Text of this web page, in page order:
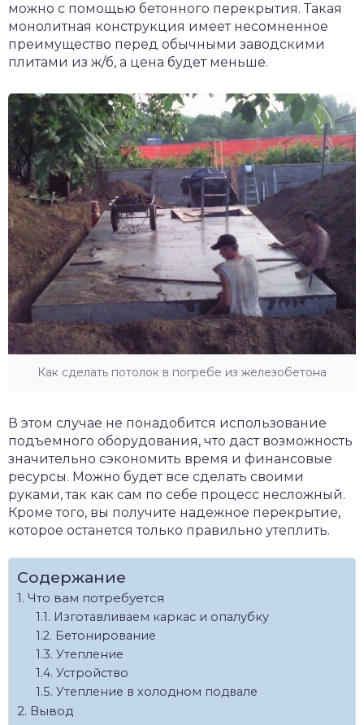
можно с помощью бетонного перекрытия. Такая
монолитная конструкция имеет несомненное
преимущество перед обычными заводскими
плитами из ж/б, а цена будет меньше.
Как сделать потолок в погребе из железобетона
В этом случае не понадобится использование
подъемного оборудования, что даст возможность
значительно сэкономить время и финансовые
ресурсы. Можно будет все сделать своими
руками, так как сам по себе процесс несложный.
Кроме того, вы получите надежное перекрытие,
которое останется только правильно утеплить.
Содержание
Что вам потребуется
Изготавливаем каркас и опалубку
Бетонирование
Утепление
Устройство
Утепление в холодном подвале
Вывод